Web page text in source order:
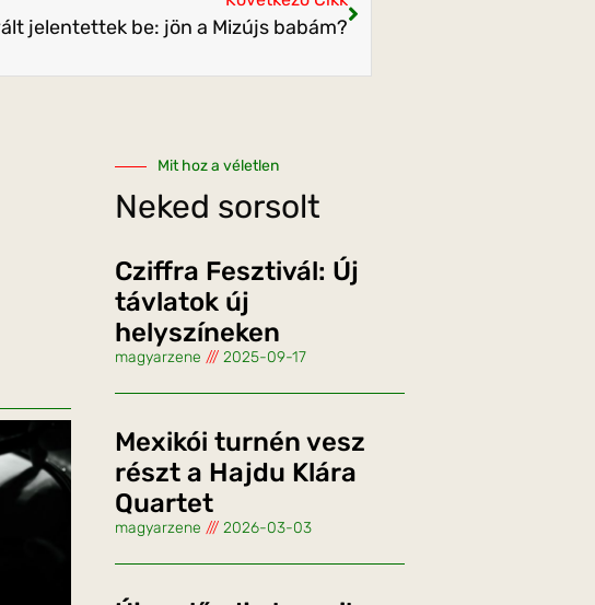
jelentettek be: jön a Mizújs babám?
Mit hoz a véletlen
Neked sorsolt
Cziffra Fesztivál: Új
távlatok új
helyszíneken
magyarzene 2025-09-17
Mexikói turnén vesz
részt a Hajdu Klára
Quartet
magyarzene 2026-03-03